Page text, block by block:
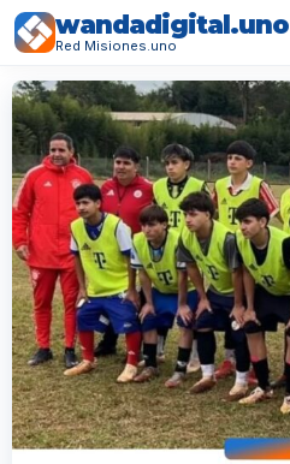
wandadigital.uno
Red Misiones.uno